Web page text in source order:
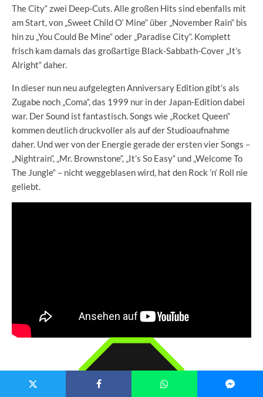
The City“ zwei Deep-Cuts. Alle großen Hits sind ebenfalls mit
am Start, von „Sweet Child O‘ Mine“ über „November Rain“ bis
hin zu „You Could Be Mine“ oder „Paradise City“. Komplett
frisch kam damals das großartige Black-Sabbath-Cover „It’s
Alright“ daher.
In dieser nun neu aufgelegten Anniversary Edition gibt’s als
Zugabe noch „Coma“, das 1999 nur in der Japan-Edition dabei
war. Der Sound ist fantastisch. Songs wie „Rocket Queen“
kommen deutlich druckvoller als auf der Studioaufnahme
daher. Und wer von der Energie gerade der ersten vier Songs –
„Nightrain“, „Mr. Brownstone“, „It’s So Easy“ und „Welcome To
The Jungle“ – nicht weggeblasen wird, hat den Rock ’n‘ Roll nie
geliebt.